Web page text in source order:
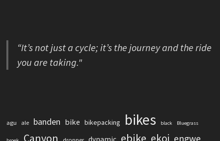
“It’s not just a cycle; it’s the journey and the ride
you are taking."
agu ale banden bike bikepacking bikes black Bluegrass
Canyon dynamic ebike ekoi engwe